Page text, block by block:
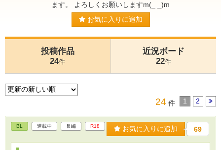
ます。 よろしくお願いしますm(_ _)m
お気に入りに追加
投稿作品
24件
近況ボード
22件
24 件 1 2
BL 連載中 長編 R18 お気に入りに追加 69